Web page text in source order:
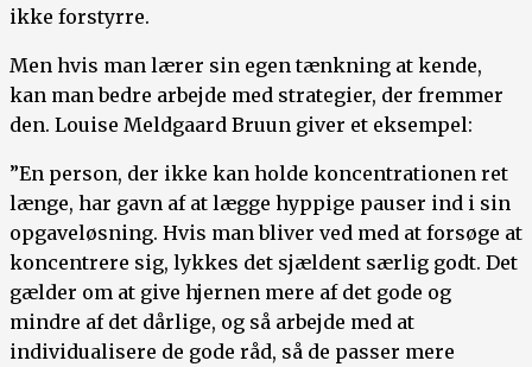
ikke forstyrre.
Men hvis man lærer sin egen tænkning at kende,
kan man bedre arbejde med strategier, der fremmer
den. Louise Meldgaard Bruun giver et eksempel:
”En person, der ikke kan holde koncentrationen ret
længe, har gavn af at lægge hyppige pauser ind i sin
opgaveløsning. Hvis man bliver ved med at forsøge at
koncentrere sig, lykkes det sjældent særlig godt. Det
gælder om at give hjernen mere af det gode og
mindre af det dårlige, og så arbejde med at
individualisere de gode råd, så de passer mere